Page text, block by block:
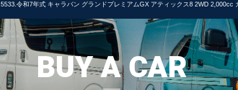
5533.令和7年式 キャラバン グランドプレミアムGX アティックス8 2WD 2,000cc
BUY A CAR